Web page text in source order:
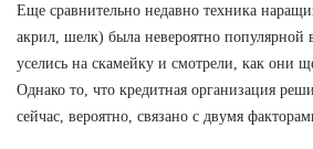
Еще сравнительно недавно техника
акрил, шелк) была невероятно
уселись на скамейку и смотрели, как они
Однако то, что кредитная организация
сейчас, вероятно, связано с двумя